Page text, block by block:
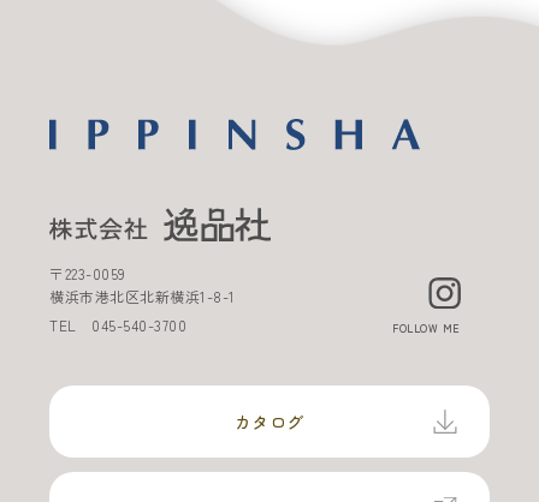
〒223-0059
横浜市港北区北新横浜1-8-1
TEL 045-540-3700 FOLLOW ME
カタログ